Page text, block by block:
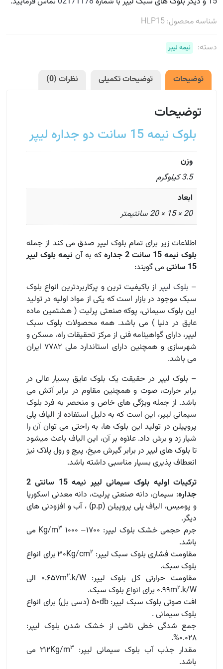
شناسه محصول: HLP15
دسته: نیمه لیپر
توضیحات توضیحات تکمیلی نظرات (0)
توضیحات
بلوک نیمه 15 سانت دو جداره لیپر
وزن
3.5 کیلوگرم
ابعاد
20 × 15 × 20 سانتیمتر
اطلاعات زیر برای تمام بلوک لیپر صدق می کند از جمله
بلوک نیمه 15 سانت 2 جداره
که به آن نیمه بلوک لیپر
15 سانتی
می گویند:
– بلوک لیپر از باکیفیت ترین و پرکاربردترین انواع بلوک
سبک موجود در بازار است که یکی از مواد اولیه در تولید
این بلوک سیمانی، پوکه صنعتی پرلیت ( هشتمین ماده
عایق در دنیا ) می باشد. همه محصولات بلوک سبک
لیپر، دارای گواهینامه فنی از مرکز تحقیقات راه، مسکن و
شهرسازی و همچنین دارای استاندارد ملی ۷۷۸۲ ایران
می باشد.
– بلوک لیپر در حقیقت یک بلوک عایق بسیار عالی در
برابر حرارت، صوت و همچنین مقاوم در برابر آتش می
باشد. از جمله ویژگی های خاص و منحصر به فرد بلوک
سیمانی لیپر، این است که به دلیل استفاده از الیاف پلی
پروپیلن در تولید این بلوک ها، به راحتی می توان آن را
شیار زد و برش داد. علاوه بر آن، این الیاف باعث میشود
تا بلوک های لیپر در برابر گیرش میخ، پیچ و رول پلاک نیز
انعطاف پذیری بسیار مناسبی داشته باشد.
ترکیبات اولیه بلوک سیمانی لیپر نیمه 15 سانتی 2
جداره: سیمان، دانه صنعتی پرلیت، دانه معدنی اسکوریا
و پومیس، الیاف پلی پروپیلن (p.p) ، آب و افزودنی های
دیگر.
جرم حجمی خشک بلوک لیپر: ۱۷۰۰– ۱۰۰۰ Kg/m
۳
می
باشد.
مقاومت فشاری بلوک سبک لیپر: ۳۰Kg/cm ۲
برای انواع
بلوک سبک.
مقاومت حرارتی کل بلوک لیپر: ۰.۶۵۷m
۲
.k/W الی
۰.۹۹m۲.k/W برای انواع بلوک سبک.
افت صوتی بلوک سبک لیپر: ۵۰db (دسی بل) برای انواع
بلوک سیمانی .
جمع شدگی خطی ناشی از خشک شدن بلوک لیپر:
۰.۰۲۸%.
مقدار جذب آب بلوک سیمانی لیپر: ۲۱۲Kg/m ۳
می
باشد.